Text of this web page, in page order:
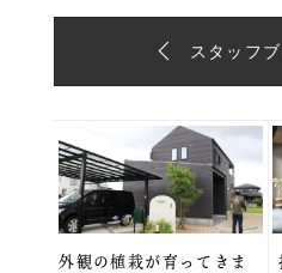
スタッフ
外観の植栽が育ってきま